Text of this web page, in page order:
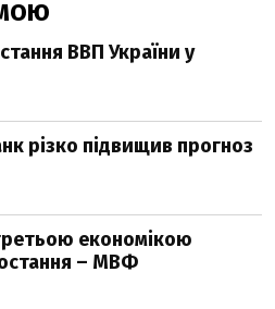
ВВП України у
різко підвищив прогноз
економікою
– МВФ